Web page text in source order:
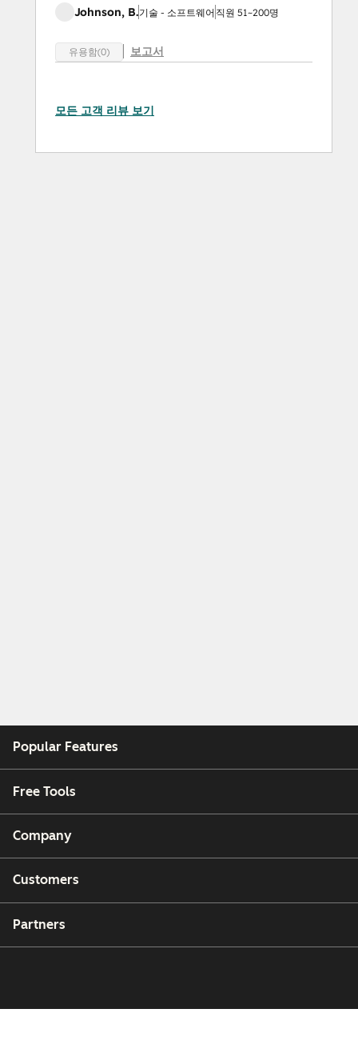
Johnson, B.기술 - 소프트웨어 직원 51~200명
유용함(0) 보고서
모든 고객 리뷰 보기
Popular Features
Free Tools
Company
Customers
Partners